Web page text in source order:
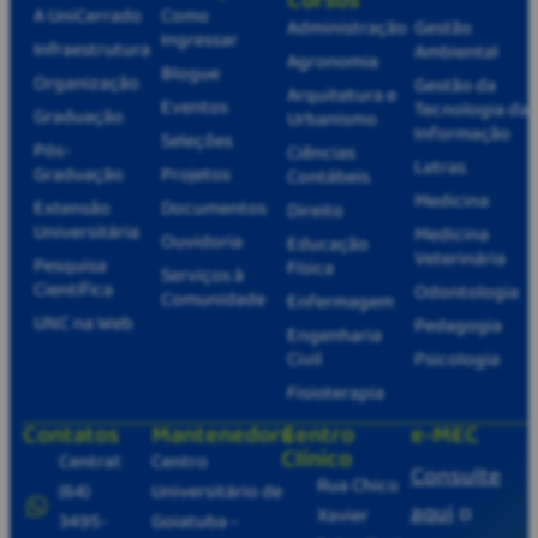
A UniCerrado
Infraestrutura
Organização
Graduação
Pós-
Graduação
Extensão
Universitária
Pesquisa
Científica
UNC na Web
Como
Ingressar
Blogue
Eventos
Seleções
Projetos
Documentos
Ouvidoria
Serviços à
Comunidade
Administração
Agronomia
Arquitetura e
Urbanismo
Ciências
Contábeis
Direito
Educação
Física
Enfermagem
Engenharia
Civil
Fisioterapia
Gestão
Ambiental
Gestão da
Tecnologia da
Informação
Letras
Medicina
Medicina
Veterinária
Odontologia
Pedagogia
Psicologia
Contatos
Central:
(64)
3495-
Mantenedora
Centro
Universitário de
Goiatuba -
Centro
Clínico
Rua Chico
Xavier
e-MEC
Consulte
aquio